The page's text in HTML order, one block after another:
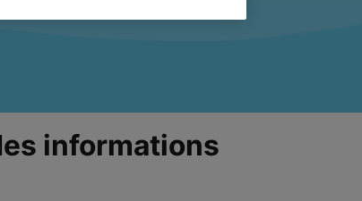
informations